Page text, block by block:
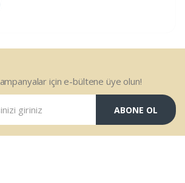
için e-bültene üye olun!
ABONE OL